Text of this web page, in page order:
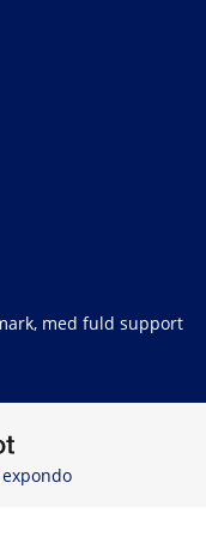
med fuld support